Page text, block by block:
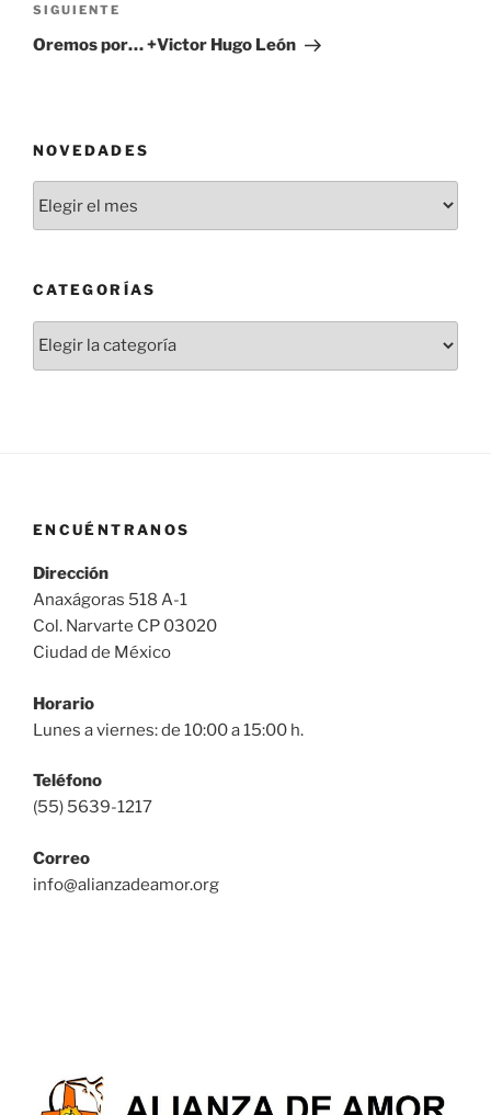
Siguiente
entrada
SIGUIENTE
Oremos por… +Victor Hugo León
NOVEDADES
CATEGORÍAS
ENCUÉNTRANOS
Dirección
Anaxágoras 518 A-1
Col. Narvarte CP 03020
Ciudad de México
Horario
Lunes a viernes: de 10:00 a 15:00 h.
Teléfono
(55) 5639-1217
Correo
info@alianzadeamor.org